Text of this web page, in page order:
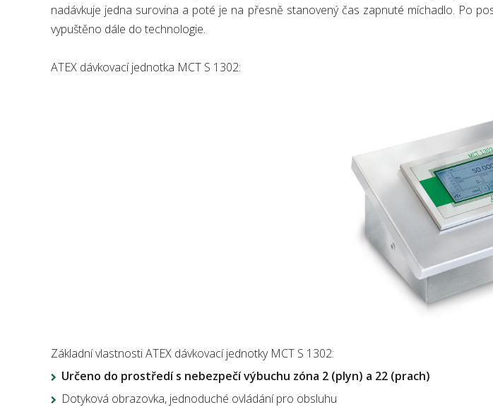
nadávkuje jedna surovina a poté je na přesně stanovený čas zapnuté míchadlo. Po
vypuštěno dále do technologie.
ATEX dávkovací jednotka MCT S 1302:
Základní vlastnosti ATEX dávkovací jednotky MCT S 1302:
Určeno do prostředí s nebezpečí výbuchu zóna 2 (plyn) a 22 (prach)
Dotyková obrazovka, jednoduché ovládání pro obsluhu